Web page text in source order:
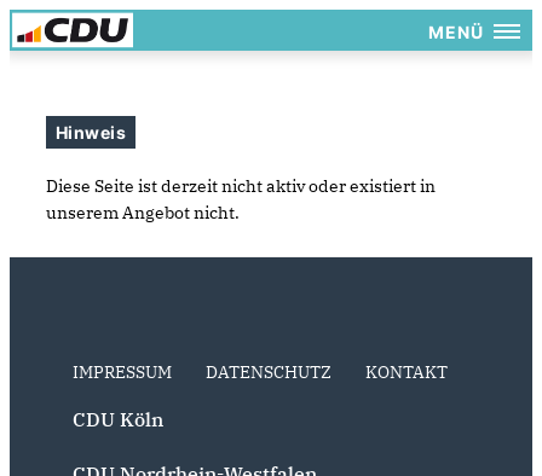
MENÜ
Hinweis
Diese Seite ist derzeit nicht aktiv oder existiert in
unserem Angebot nicht.
IMPRESSUM DATENSCHUTZ KONTAKT
CDU Köln